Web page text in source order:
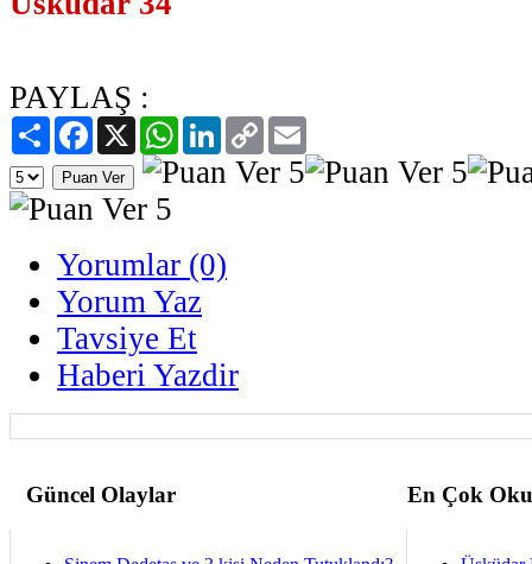
PAYLAŞ :
PaylaşFacebook
X WhatsAppLinkedIn
Copy
Link
Yorumlar (0)
Yorum Yaz
Tavsiye Et
Haberi Yazdir
Güncel Olaylar En Çok